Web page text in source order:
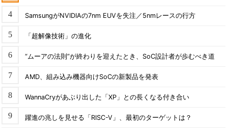
SamsungがNVIDIAの7nm EUVを失注／5nmレースの行方
「超解像技術」の進化
“ムーアの法則”が終わりを迎えたとき、SoC設計者が歩むべき道
AMD、組み込み機器向けSoCの新製品を発表
WannaCryがあぶり出した「XP」との長くなる付き合い
躍進の兆しを見せる「RISC-V」、最初のターゲットは？